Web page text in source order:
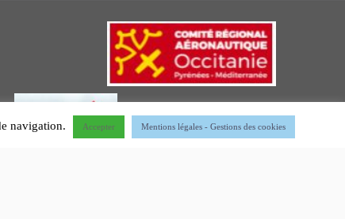
navigation. Accepter Mentions légales - Gestions des cookies